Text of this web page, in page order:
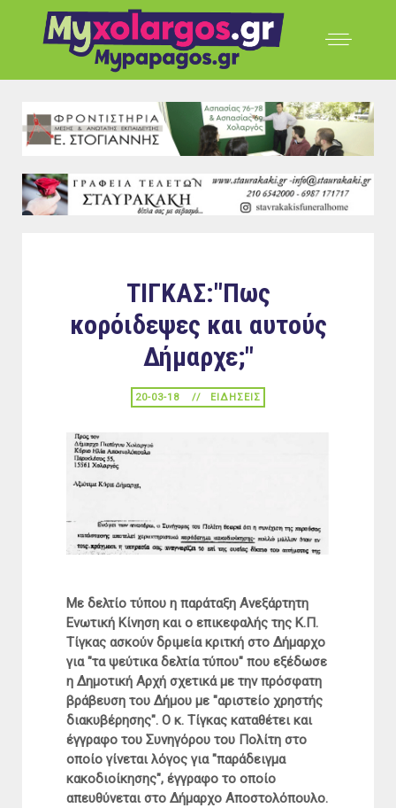
ΤΙΓΚΑΣ:"Πως
κορόιδεψες και αυτούς
Δήμαρχε;"
20-03-18 ΕΙΔΉΣΕΙΣ
Με δελτίο τύπου η παράταξη Ανεξάρτητη
Eνωτική Κίνηση και ο επικεφαλής της Κ.Π.
Τίγκας ασκούν δριμεία κριτκή στο Δήμαρχο
για "τα ψεύτικα δελτία τύπου" που εξέδωσε
η Δημοτική Αρχή σχετικά με την πρόσφατη
βράβευση του Δήμου με "αριστείο χρηστής
διακυβέρησης". Ο κ. Τίγκας καταθέτει και
έγγραφο του Συνηγόρου του Πολίτη στο
οποίο γίνεται λόγος για "παράδειγμα
κακοδιοίκησης", έγγραφο το οποίο
απευθύνεται στο Δήμαρχο Αποστολόπουλο.